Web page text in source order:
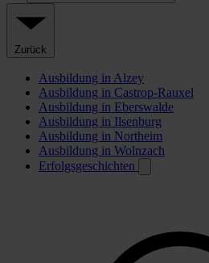
Zurück
Ausbildung in Alzey
Ausbildung in Castrop-Rauxel
Ausbildung in Eberswalde
Ausbildung in Ilsenburg
Ausbildung in Northeim
Ausbildung in Wolnzach
Erfolgsgeschichten